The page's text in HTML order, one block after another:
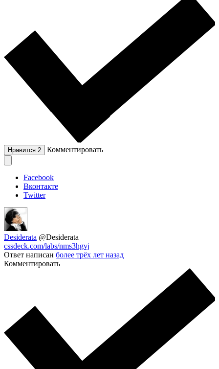
Нравится 2 Комментировать
Facebook
Вконтакте
Twitter
Desiderata @Desiderata
cssdeck.com/labs/nms3hgvj
Ответ написан более трёх лет назад
Комментировать